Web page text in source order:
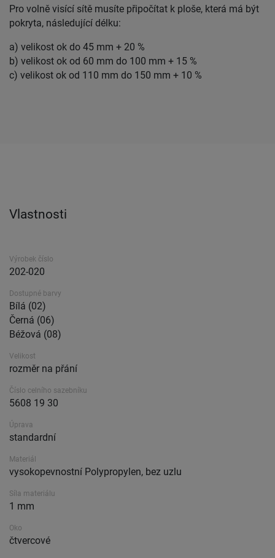
Pro volně visící sítě musíte připočítat k ploše, která má být
pokryta, následující délku:
a) velikost ok do 45 mm + 20 %
b) velikost ok od 60 mm do 100 mm + 15 %
c) velikost ok od 110 mm do 150 mm + 10 %
Vlastnosti
Výrobek číslo
202-020
Dostupné barvy
Bílá (02)
Černá (06)
Béžová (08)
Velikost
rozměr na přání
Číslo celního sazebníku
5608 19 30
Úprava
standardní
Materiál
vysokopevnostní Polypropylen, bez uzlu
Síla materiálu
1 mm
Oko
čtvercové